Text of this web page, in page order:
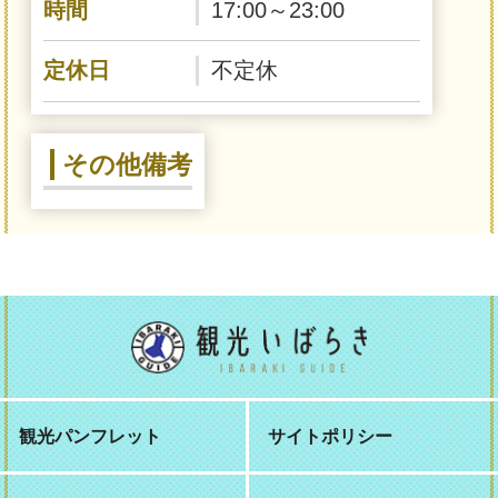
時間 17:00～23:00
定休日 不定休
その他備考
観光パンフレット サイトポリシー